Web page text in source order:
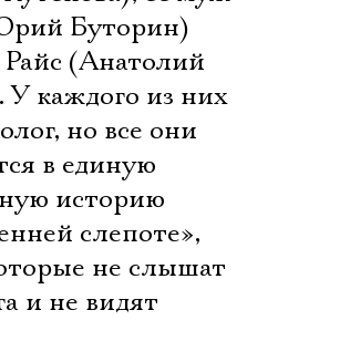
Буторин)
(Анатолий
У каждого из них
но все они
в единую
историю
слепоте»,
не слышат
и не видят